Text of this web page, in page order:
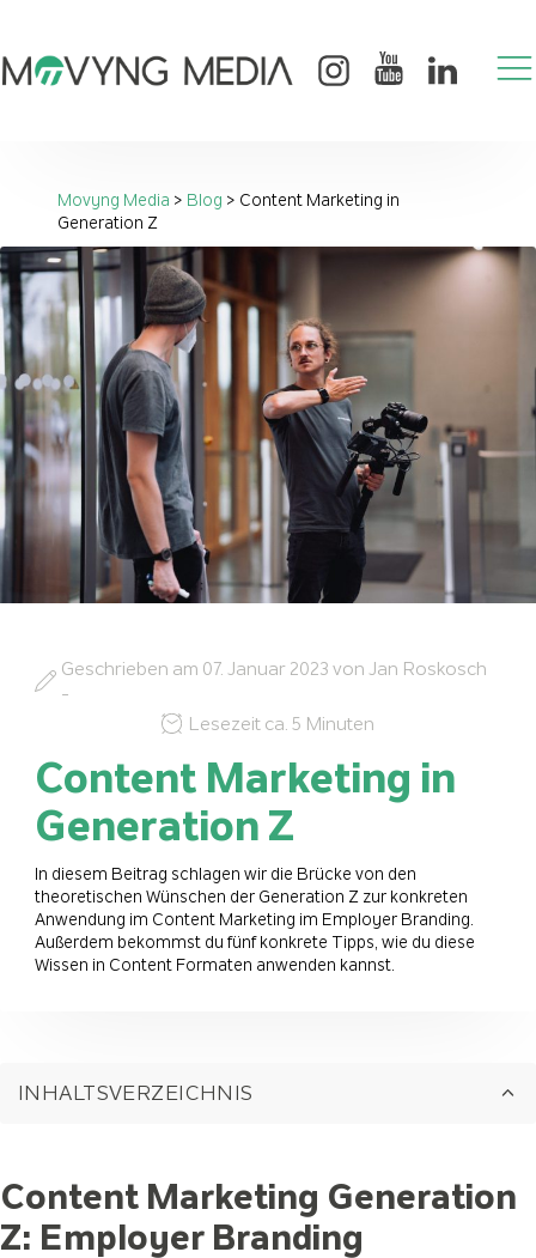
Movyng Media > Blog > Content Marketing in
Generation Z
Geschrieben am 07. Januar 2023 von Jan Roskosch
-
Lesezeit ca. 5 Minuten
Content Marketing in
Generation Z
In diesem Beitrag schlagen wir die Brücke von den
theoretischen Wünschen der Generation Z zur konkreten
Anwendung im Content Marketing im Employer Branding.
Außerdem bekommst du fünf konkrete Tipps, wie du diese
Wissen in Content Formaten anwenden kannst.
INHALTSVERZEICHNIS
Content Marketing Generation
Z: Employer Branding